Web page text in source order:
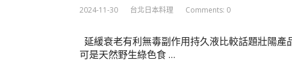
2024-11-30 台北日本料理 Comments: 0
延緩衰老有利無毒副作用持久液比較話題壯陽
可是天然野生綠色食 …